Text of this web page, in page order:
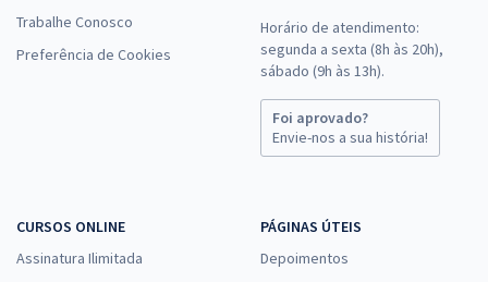
Trabalhe Conosco
Preferência de Cookies
Horário de atendimento:
segunda a sexta (8h às 20h),
sábado (9h às 13h).
Foi aprovado?
Envie-nos a sua história!
CURSOS ONLINE
Assinatura Ilimitada
PÁGINAS ÚTEIS
Depoimentos